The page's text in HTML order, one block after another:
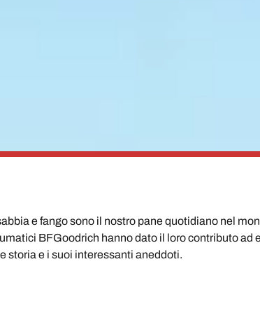
e fango sono il nostro pane quotidiano nel
BFGoodrich hanno dato il loro contributo
storia e i suoi interessanti aneddoti.